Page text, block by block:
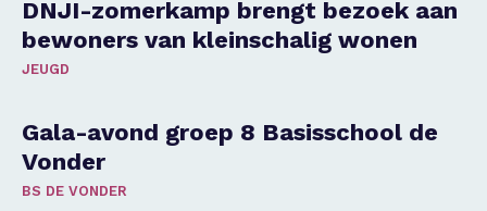
DNJI-zomerkamp brengt bezoek aan
bewoners van kleinschalig wonen
JEUGD
Gala-avond groep 8 Basisschool de
Vonder
BS DE VONDER